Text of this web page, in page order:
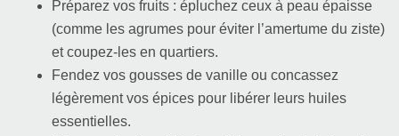
Préparez vos fruits : épluchez ceux à peau épaisse
(comme les agrumes pour éviter l’amertume du ziste)
et coupez-les en quartiers.
Fendez vos gousses de vanille ou concassez
légèrement vos épices pour libérer leurs huiles
essentielles.